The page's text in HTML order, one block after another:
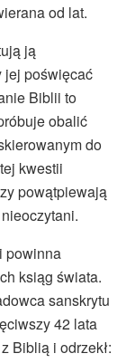
od lat.
ją
jej poświęcać
Biblii to
obalić
do
kwestii
powątpiewają
powinna
ksiąg świata.
sanskrytu
42 lata
Biblią i odrzekł: